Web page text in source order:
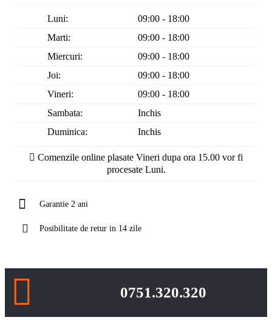
Luni:
09:00 - 18:00
Marti:
09:00 - 18:00
Miercuri:
09:00 - 18:00
Joi:
09:00 - 18:00
Vineri:
09:00 - 18:00
Sambata:
Inchis
Duminica:
Inchis
Comenzile online plasate Vineri dupa ora 15.00 vor fi
procesate Luni.
Garantie 2 ani
Posibilitate de retur in 14 zile
0751.320.320